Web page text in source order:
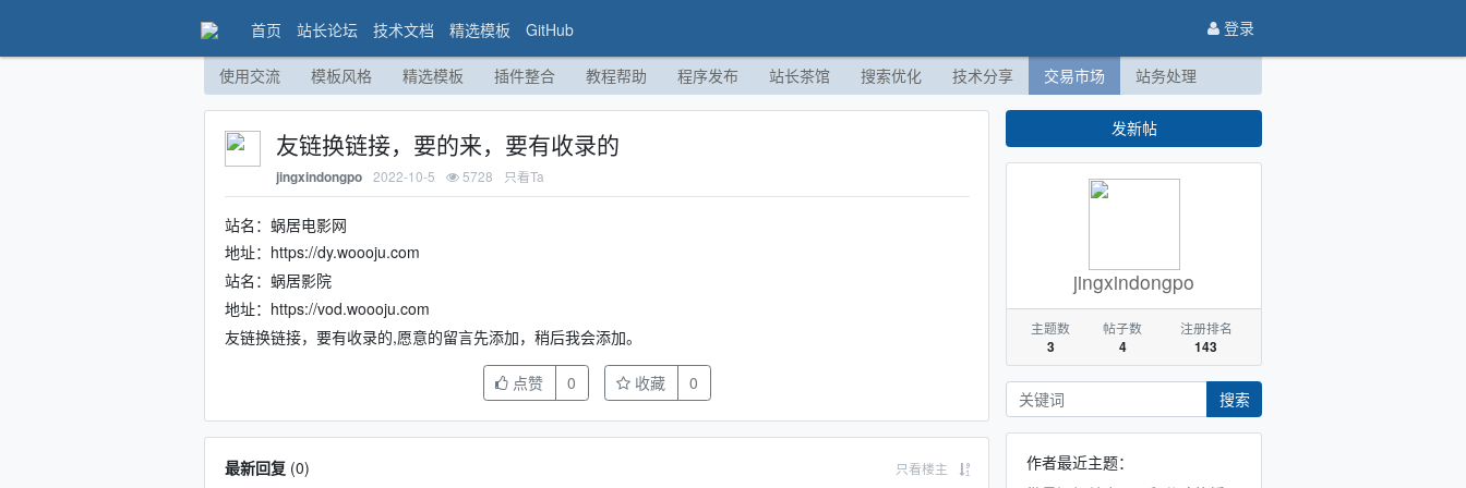
首页 站长论坛 技术文档 精选模板 GitHub 登录
使用交流 模板风格 精选模板 插件整合 教程帮助 程序发布 站长茶馆 搜索优化 技术分享 交易市场 站务处理
友链换链接，要的来，要有收录的
jingxindongpo 2022-10-5 5728 只看Ta
站名：蜗居电影网
地址：https://dy.woooju.com
站名：蜗居影院
地址：https://vod.woooju.com
友链换链接，要有收录的,愿意的留言先添加，稍后我会添加。
点赞 0 收藏 0
最新回复(0) 只看楼主
发新帖
jingxindongpo
主题数
3
帖子数
4
注册排名
143
搜索
作者最近主题：